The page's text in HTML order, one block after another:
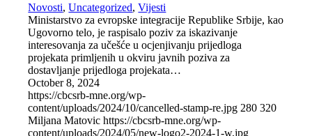
Novosti,Uncategorized,Vijesti
Ministarstvo za evropske integracije Republike Srbije, kao
Ugovorno telo, je raspisalo poziv za iskazivanje
interesovanja za učešće u ocjenjivanju prijedloga
projekata primljenih u okviru javnih poziva za
dostavljanje prijedloga projekata…
October 8, 2024
https://cbcsrb-mne.org/wp-
content/uploads/2024/10/cancelled-stamp-re.jpg 280 320
Miljana Matovic https://cbcsrb-mne.org/wp-
content/uploads/2024/05/new-logo2-2024-1-w.jpg